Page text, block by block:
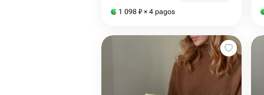
1 098 ₽ × 4 pagos